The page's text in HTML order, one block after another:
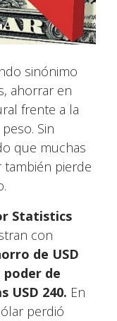
sinónimo
ahorrar en
frente a la
Sin
que muchas
también pierde
Statistics
con
de USD
poder de
USD 240. En
perdió